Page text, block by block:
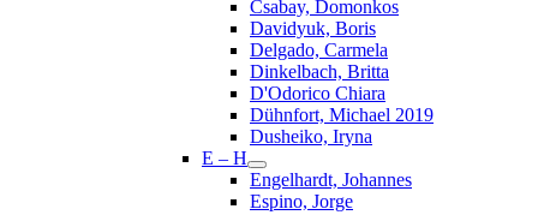
Csabay, Domonkos
Davidyuk, Boris
Delgado, Carmela
Dinkelbach, Britta
D'Odorico Chiara
Dühnfort, Michael 2019
Dusheiko, Iryna
E – H
Engelhardt, Johannes
Espino, Jorge